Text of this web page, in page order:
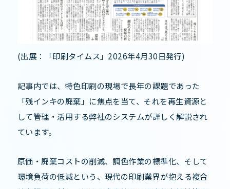
(出展：「印刷タイムス」2026年4月30日発行)
記事内では、特色印刷の現場で長年の課題であった
「残インキの廃棄」に焦点を当て、それを再生資源と
して管理・活用する弊社のシステムが詳しく解説され
ています。
原価・廃棄コストの削減、調色作業の標準化、そして
環境負荷の低減という、現代の印刷業界が抱える複合